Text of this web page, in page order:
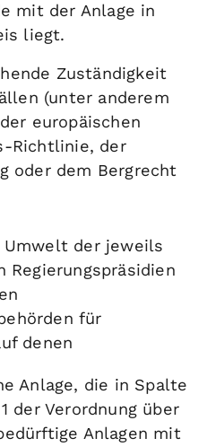
mit der Anlage in
liegt.
Zuständigkeit
(unter anderem
europäischen
Richtlinie, der
oder dem Bergrecht
Umwelt der jeweils
Regierungspräsidien
für
denen
Anlage, die in Spalte
der Verordnung über
Anlagen mit